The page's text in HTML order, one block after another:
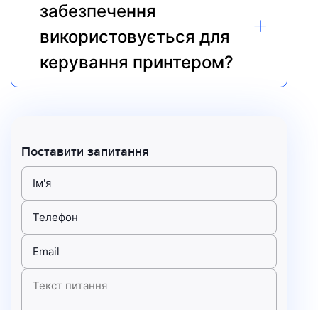
забезпечення
використовується для
керування принтером?
+
Поставити запитання